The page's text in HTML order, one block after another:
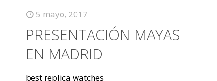
5 mayo, 2017
PRESENTACIÓN MAYAS
EN MADRID
best replica watches